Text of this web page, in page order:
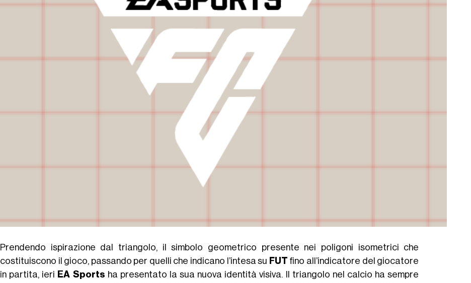
Prendendo ispirazione dal triangolo, il simbolo geometrico presente nei poligoni isometrici che
costituiscono il gioco, passando per quelli che indicano l’intesa su FUT fino all’indicatore del giocatore
in partita, ieri EA Sports ha presentato la sua nuova identità visiva. Il triangolo nel calcio ha sempre